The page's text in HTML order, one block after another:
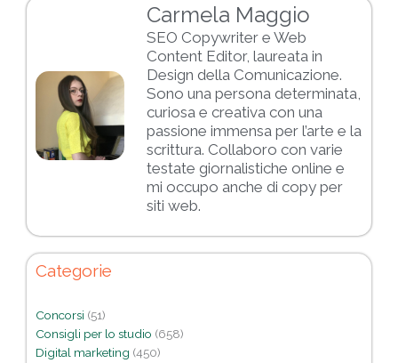
Carmela Maggio
SEO Copywriter e Web
Content Editor, laureata in
Design della Comunicazione.
Sono una persona determinata,
curiosa e creativa con una
passione immensa per l’arte e la
scrittura. Collaboro con varie
testate giornalistiche online e
mi occupo anche di copy per
siti web.
Categorie
Concorsi (51)
Consigli per lo studio (658)
Digital marketing (450)